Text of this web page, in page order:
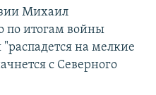
Михаил
по итогам войны
на мелкие
с Северного